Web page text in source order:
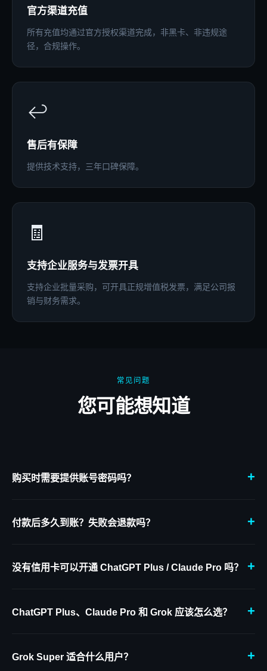
官方渠道充值
所有充值均通过官方授权渠道完成，非黑卡、非违规途
径，合规操作。
↩️
售后有保障
提供技术支持，三年口碑保障。
🧾
支持企业服务与发票开具
支持企业批量采购，可开具正规增值税发票，满足公司报
销与财务需求。
常见问题
您可能想知道
购买时需要提供账号密码吗？ +
和封号风险。
付款后多久到账？失败会退款吗？ +
功充值，可全额退款。
没有信用卡可以开通 ChatGPT Plus / Claude Pro 吗？ +
骤见国内订阅 ChatGPT Plus 教程 。
ChatGPT Plus、Claude Pro 和 Grok 应该怎么选？ +
Super 更适合高频问答、实时资讯和需要更快回复的用户。
Grok Super 适合什么用户？ +